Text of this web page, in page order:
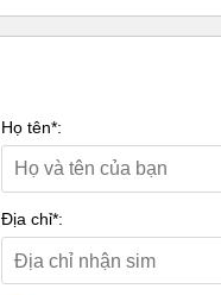
Họ tên*:
Địa chỉ*: